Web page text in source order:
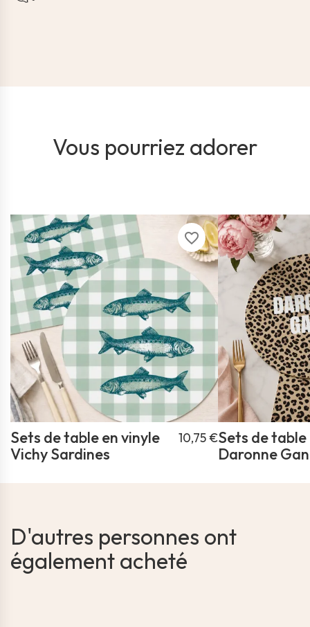
Vous pourriez adorer
favorite_border
Sets de table en vinyle
Vichy Sardines
10,75 €Sets de table
Daronne
D'autres personnes ont
également acheté